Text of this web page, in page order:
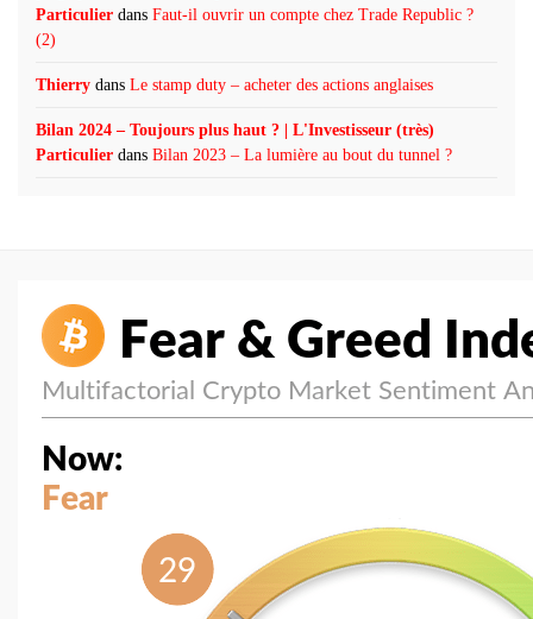
Particulier dans Faut-il ouvrir un compte chez Trade Republic ?
(2)
Thierry dans Le stamp duty – acheter des actions anglaises
Bilan 2024 – Toujours plus haut ? | L'Investisseur (très)
Particulier dans Bilan 2023 – La lumière au bout du tunnel ?